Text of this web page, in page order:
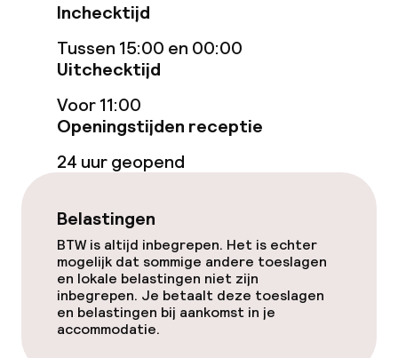
Beleid
Overal rookvrij
Inchecktijd
Tussen 15:00 en 00:00
Uitchecktijd
Voor 11:00
Openingstijden receptie
24 uur geopend
Belastingen
BTW is altijd inbegrepen. Het is echter
mogelijk dat sommige andere toeslagen
en lokale belastingen niet zijn
inbegrepen. Je betaalt deze toeslagen
en belastingen bij aankomst in je
accommodatie.